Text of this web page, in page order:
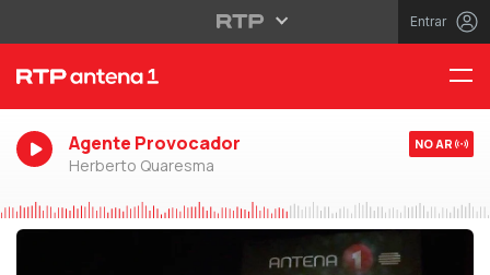
Entrar
Agente Provocador
Herberto Quaresma
NO AR